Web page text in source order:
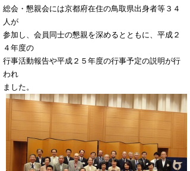
総会・懇親会には京都府在住の鳥取県出身者等３４
人が
参加し、会員同士の懇親を深めるとともに、平成２
４年度の
行事活動報告や平成２５年度の行事予定の説明が行
われ
ました。